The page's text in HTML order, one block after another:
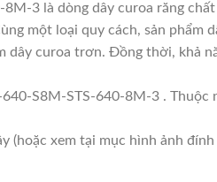
8M-3 là dòng dây curoa răng
một loại quy cách, sản phẩm
dây curoa trơn. Đồng thời, khả
S8M-STS-640-8M-3 .
(hoặc xem tại mục hình ảnh đính